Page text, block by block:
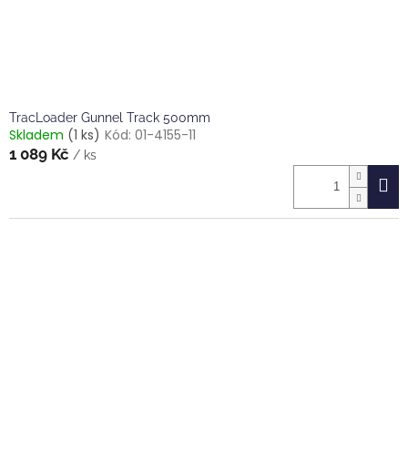
TracLoader Gunnel Track 500mm
Skladem (1 ks) Kód: 01-4155-11
1 089 Kč / ks